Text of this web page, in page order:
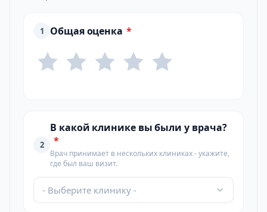
1 Общая оценка *
2
В какой клинике вы были у врача?
*
Врач принимает в нескольких клиниках - укажите,
где был ваш визит.
- Выберите клинику -